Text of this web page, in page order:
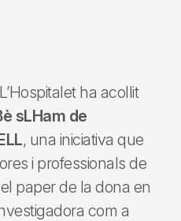
ha acollit
sLHam de
, una iniciativa que
i professionals de
paper de la dona en
com a